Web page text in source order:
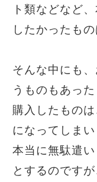
ト類などなど
したかったもの
そんな中にも
うものもあっ
購入したもの
になってしまい
本当に無駄遣
とするのです